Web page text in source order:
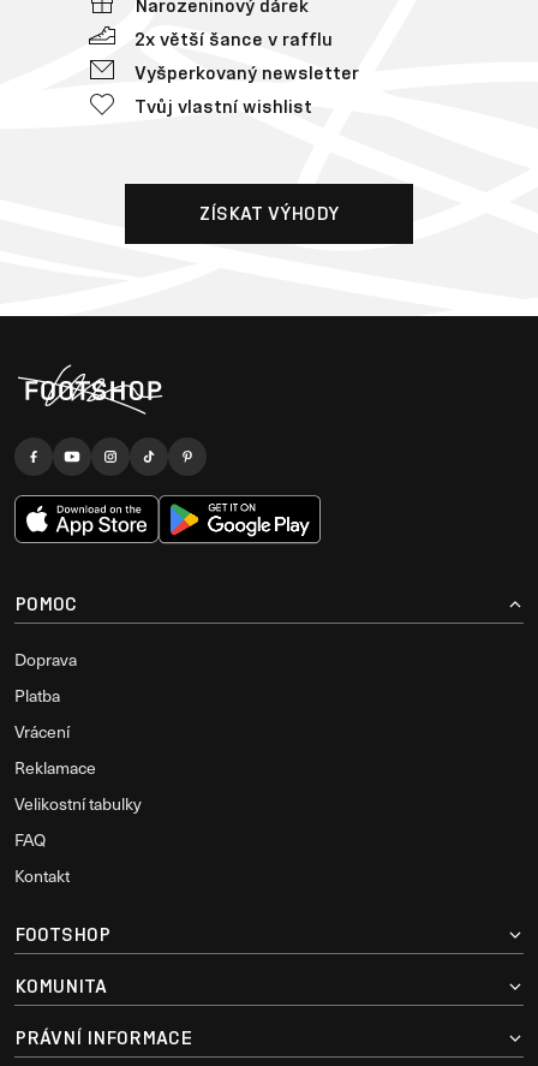
Narozeninový dárek
2x větší šance v rafflu
Vyšperkovaný newsletter
Tvůj vlastní wishlist
ZÍSKAT VÝHODY
POMOC
Doprava
Platba
Vrácení
Reklamace
Velikostní tabulky
FAQ
Kontakt
FOOTSHOP
KOMUNITA
PRÁVNÍ INFORMACE